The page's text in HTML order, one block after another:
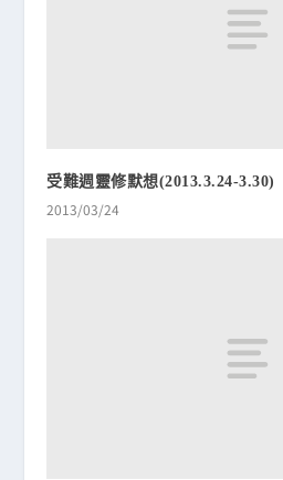
受難週靈修默想(2013.3.24-3.30)
2013/03/24